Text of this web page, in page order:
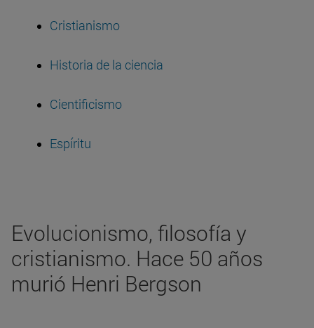
Cristianismo
Historia de la ciencia
Cientificismo
Espíritu
Evolucionismo, filosofía y
cristianismo. Hace 50 años
murió Henri Bergson